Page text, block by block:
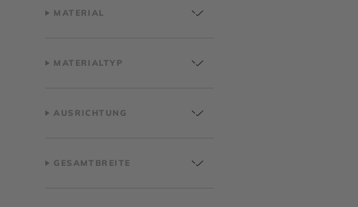
MATERIAL
MATERIALTYP
AUSRICHTUNG
GESAMTBREITE